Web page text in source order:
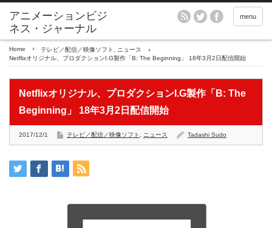
アニメーションビジ
ネス・ジャーナル
menu
Home テレビ／配信／映像ソフト
ニュース
Netflixオリジナル、プロダクションI.G製作「B: The Beginning」 18年3月2日配信開始
Netflixオリジナル、プロダクションI.G製作「B: The
Beginning」 18年3月2日配信開始
2017/12/1 テレビ／配信／映像ソフト ニュース Tadashi Sudo